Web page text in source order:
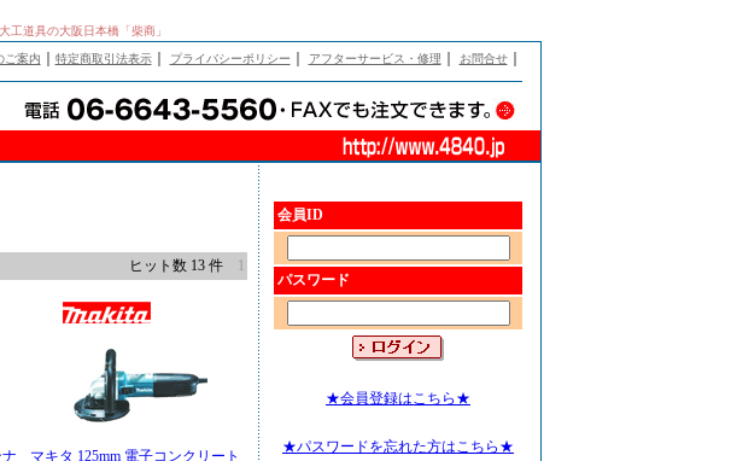
道具の大阪日本橋「柴商」
ご案内 特定商取引法表示｜ プライバシーポリシー アフターサービス・修理 お問合せ｜
ヒット数 13 件 1
マキタ 125mm 電子コンクリート
会員ID
パスワード
★会員登録はこちら★
★パスワードを忘れた方はこちら★